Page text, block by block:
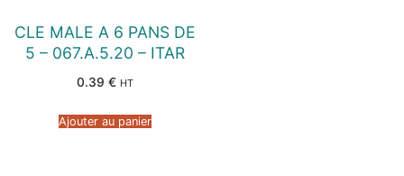
CLE MALE A 6 PANS DE
5 – 067.A.5.20 – ITAR
0.39 € HT
Ajouter au panier